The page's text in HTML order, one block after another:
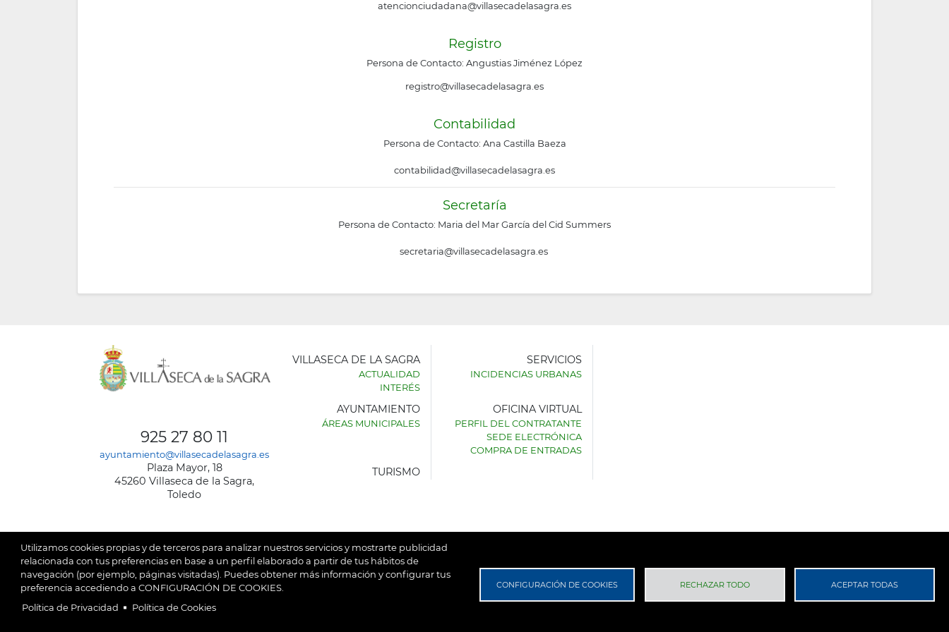
atencionciudadana@villasecadelasagra.es
Registro
Persona de Contacto: Angustias Jiménez López
registro@villasecadelasagra.es
Contabilidad
Persona de Contacto: Ana Castilla Baeza
contabilidad@villasecadelasagra.es
Secretaría
Persona de Contacto: Maria del Mar García del Cid Summers
secretaria@villasecadelasagra.es
Utilizamos cookies propias y de terceros para analizar nuestros servicios y mostrarte publicidad
relacionada con tus preferencias en base a un perfil elaborado a partir de tus hábitos de
navegación (por ejemplo, páginas visitadas). Puedes obtener más información y configurar tus
preferencia accediendo a CONFIGURACIÓN DE COOKIES.
Política de Privacidad
Política de Cookies
CONFIGURACIÓN DE COOKIES RECHAZAR TODO ACEPTAR TODAS
925 27 80 11
ayuntamiento@villasecadelasagra.es
Plaza Mayor, 18
45260 Villaseca de la Sagra,
Toledo
AYUNTAMIENTO
VILLASECA DE LA SAGRA
ACTUALIDAD
INTERÉS
SERVICIOS
INCIDENCIAS URBANAS
AYUNTAMIENTO
ÁREAS MUNICIPALES
OFICINA VIRTUAL
PERFIL DEL CONTRATANTE
SEDE ELECTRÓNICA
COMPRA DE ENTRADAS
TURISMO
SubFooter
© 2026 Ayuntamiento de Villaseca de la Sagra Aviso Legal Política de Privacidad RGPD